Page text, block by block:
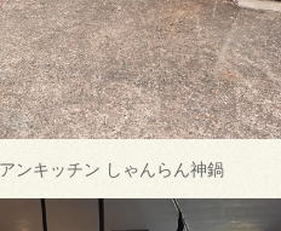
ンキッチン しゃんらん神鍋